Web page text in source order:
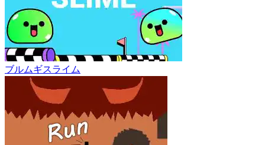
ブルムギスライム